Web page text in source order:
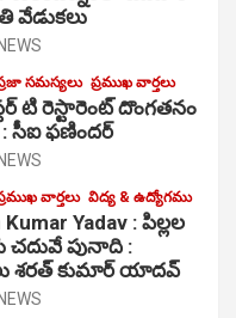
వేడుకలు
సమస్యలు ప్రముఖ వార్తలు
టి రెస్టారెంట్ దొంగతనం
: సీఐ ఫణిందర్
వార్తలు విద్య & ఉద్యోగము
Yadav : పిల్లల
చదువే పునాది :
శరత్ కుమార్ యాదవ్